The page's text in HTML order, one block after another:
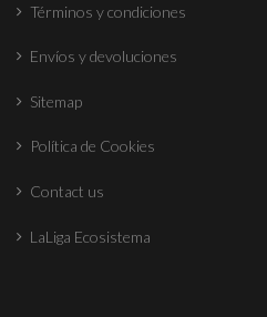
Términos y condiciones
Envíos y devoluciones
Sitemap
Política de Cookies
Contact us
LaLiga Ecosistema